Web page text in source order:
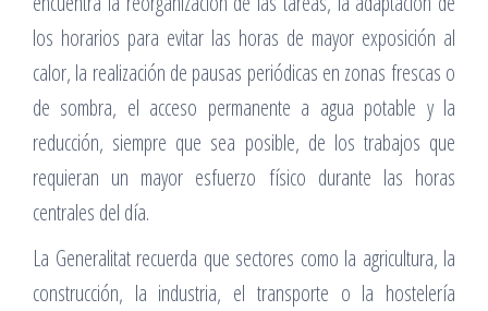
los horarios para evitar las horas de mayor exposición al
calor, la realización de pausas periódicas en zonas frescas o
de sombra, el acceso permanente a agua potable y la
reducción, siempre que sea posible, de los trabajos que
requieran un mayor esfuerzo físico durante las horas
centrales del día.
La Generalitat recuerda que sectores como la agricultura, la
construcción, la industria, el transporte o la hostelería